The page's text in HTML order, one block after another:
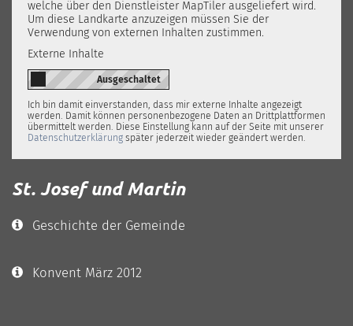
welche über den Dienstleister MapTiler ausgeliefert wird.
Um diese Landkarte anzuzeigen müssen Sie der
Verwendung von externen Inhalten zustimmen.
Externe Inhalte
Ich bin damit einverstanden, dass mir externe Inhalte angezeigt
werden. Damit können personenbezogene Daten an Drittplattformen
übermittelt werden. Diese Einstellung kann auf der Seite mit unserer
Datenschutzerklärung später jederzeit wieder geändert werden.
St. Josef und Martin
Geschichte der Gemeinde
Konvent März 2012